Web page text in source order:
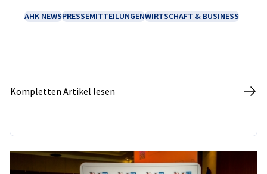
Wirtschaftsbeziehungen würdigt.
AHK NEWSPRESSEMITTEILUNGENWIRTSCHAFT & BUSINESS
Kompletten Artikel lesen